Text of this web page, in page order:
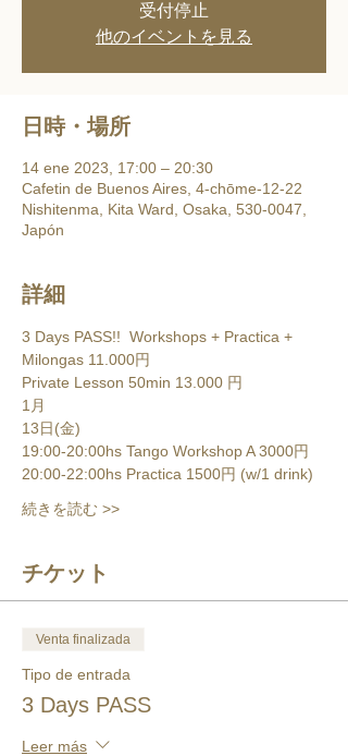
受付停止
他のイベントを見る
日時・場所
14 ene 2023, 17:00 – 20:30
Cafetin de Buenos Aires, 4-chōme-12-22
Nishitenma, Kita Ward, Osaka, 530-0047,
Japón
詳細
3 Days PASS!!  Workshops + Practica +
Milongas 11.000円
Private Lesson 50min 13.000 円
1月
13日(金)
19:00-20:00hs Tango Workshop A 3000円
20:00-22:00hs Practica 1500円 (w/1 drink)
続きを読む >>
チケット
Venta finalizada
Tipo de entrada
3 Days PASS
Leer más